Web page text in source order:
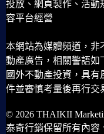
投放、網頁製作、活動
容平台經營
本網站為媒體頻道，非
動產廣告，相關警語如
國外不動產投資，具
件並審慎考量後再行交
© 2026 THAIKII
泰奇行銷保留所有內容